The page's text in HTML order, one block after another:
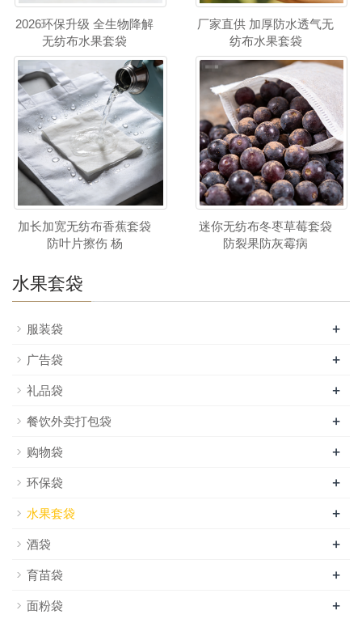
2026环保升级 全生物降解
无纺布水果套袋
厂家直供 加厚防水透气无
纺布水果套袋
加长加宽无纺布香蕉套袋
防叶片擦伤 杨
迷你无纺布冬枣草莓套袋
防裂果防灰霉病
水果套袋
服装袋 +
广告袋 +
礼品袋 +
餐饮外卖打包袋 +
购物袋 +
环保袋 +
水果套袋 +
酒袋 +
育苗袋 +
面粉袋 +